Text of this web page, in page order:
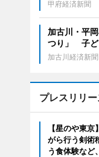
甲府経済新聞
加古川・平
つり」 子ど
加古川経済新聞
プレスリリー
【星のや東
がら行う剣術
う食体験など